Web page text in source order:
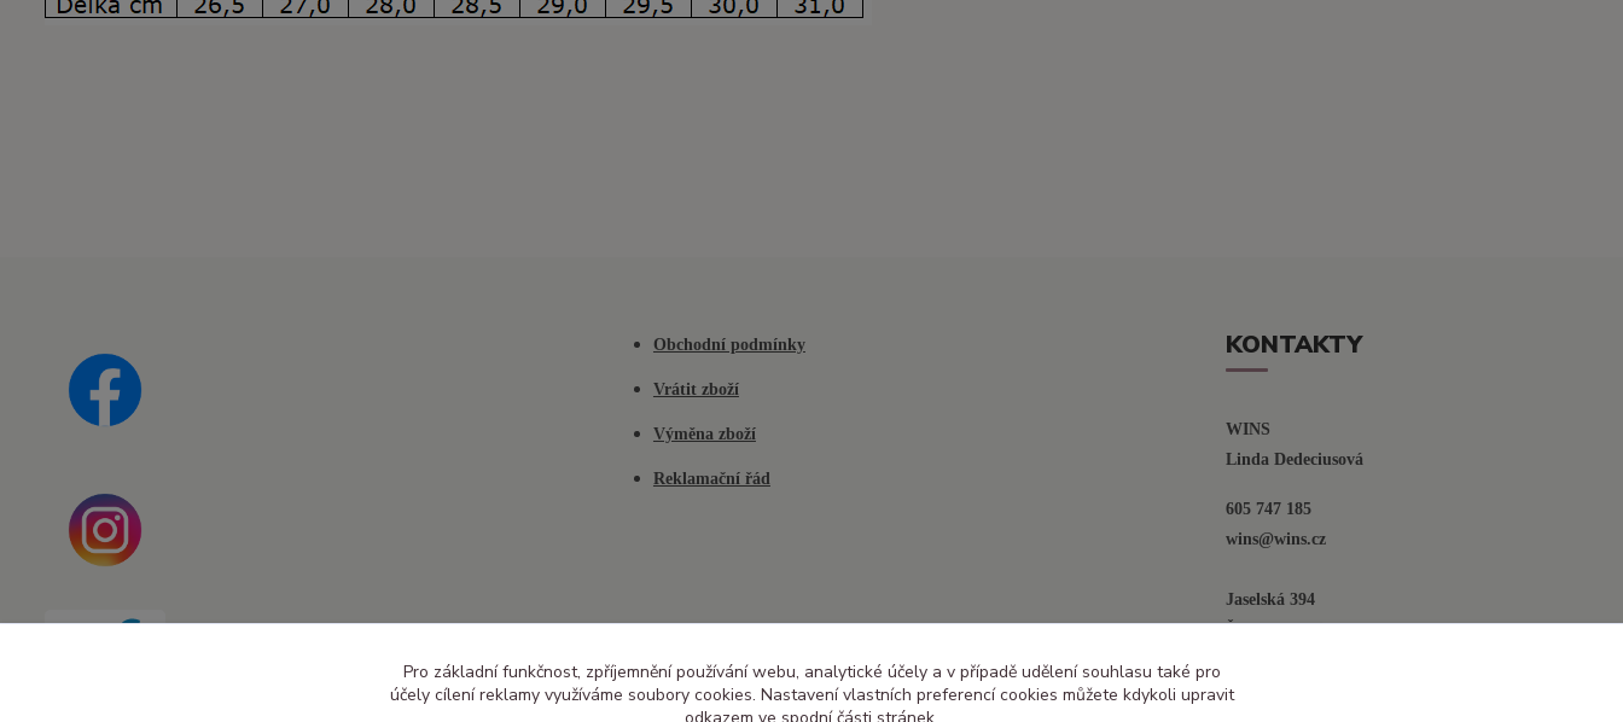
Obchodní podmínky
Vrátit zboží
Výměna zboží
Reklamační řád
KONTAKTY
WINS
Linda Dedeciusová
605 747 185
wins@wins.cz
Jaselská 394
Šenov u N. Jičína
Pro základní funkčnost, zpříjemnění používání webu, analytické účely a v případě udělení souhlasu také pro
účely cílení reklamy využíváme soubory cookies. Nastavení vlastních preferencí cookies můžete kdykoli upravit